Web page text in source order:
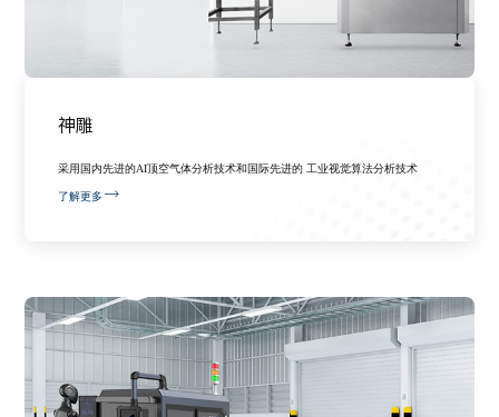
神雕
采用国内先进的AI顶空气体分析技术和国际先进的 工业视觉算法分析技术
了解更多